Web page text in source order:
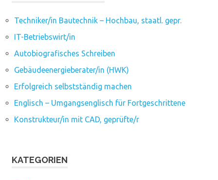
Techniker/in Bautechnik – Hochbau, staatl. gepr.
IT-Betriebswirt/in
Autobiografisches Schreiben
Gebäudeenergieberater/in (HWK)
Erfolgreich selbstständig machen
Englisch – Umgangsenglisch für Fortgeschrittene
Konstrukteur/in mit CAD, geprüfte/r
KATEGORIEN